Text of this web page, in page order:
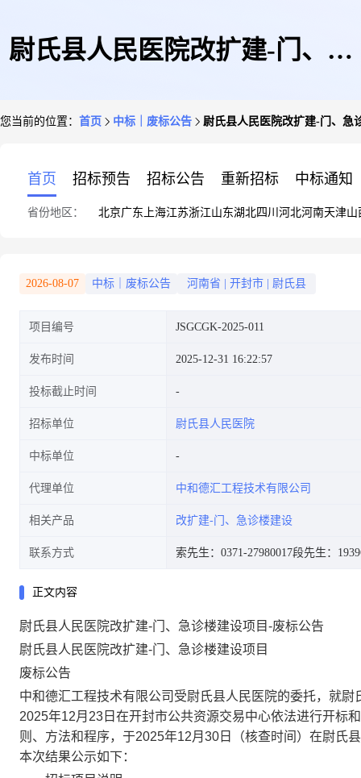
尉氏县人民医院改扩建-门、急
您当前的位置： 首页 中标｜废标公告 尉氏县人民医院改扩建-门、急
首页 招标预告 招标公告 重新招标 中标通知
省份地区： 北京广东 上海江苏浙江山东湖北四川 河北河南天津山
2026-08-07 中标｜废标公告 河南省 开封市 尉氏县
项目编号 JSGCGK-2025-011
发布时间 2025-12-31 16:22:57
投标截止时间
招标单位 尉氏县人民医院
中标单位
代理单位 中和德汇工程技术有限公司
相关产品 改扩建-门、急诊楼建设
联系方式 索先生：0371-27980017段先生：
正文内容
尉氏县人民医院改扩建-门、急诊楼建设项目-废标公告
尉氏县人民医院改扩建-门、急诊楼建设项目
废标公告
中和德汇工程技术有限公司受尉氏县人民医院的委托，就尉
2025年12月 23 日在开封市公共资源交易中心依法进行开标
则、方法和程序，于2025年12月 30 日（核查时间）在尉氏
本次结果公示如下：